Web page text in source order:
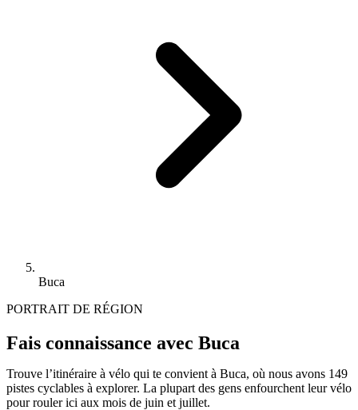
Buca
PORTRAIT DE RÉGION
Fais connaissance avec Buca
Trouve l’itinéraire à vélo qui te convient à Buca, où nous avons 149
pistes cyclables à explorer. La plupart des gens enfourchent leur vélo
pour rouler ici aux mois de juin et juillet.